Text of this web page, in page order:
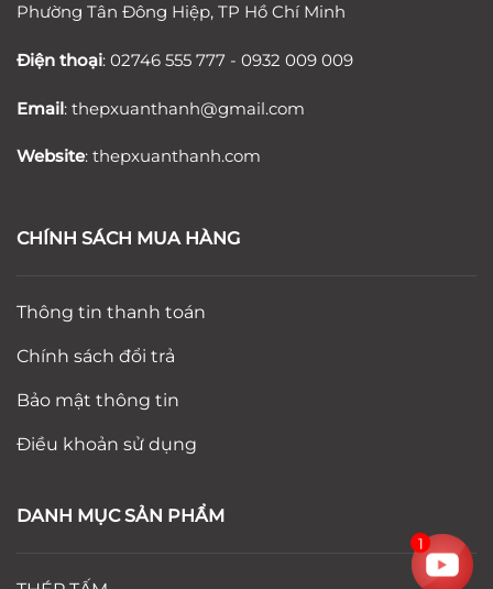
Phường Tân Đông Hiệp, TP Hồ Chí Minh
Điện thoại: 02746 555 777 - 0932 009 009
Email: thepxuanthanh@gmail.com
Website: thepxuanthanh.com
CHÍNH SÁCH MUA HÀNG
Thông tin thanh toán
Chính sách đổi trả
Bảo mật thông tin
Điều khoản sử dụng
DANH MỤC SẢN PHẨM